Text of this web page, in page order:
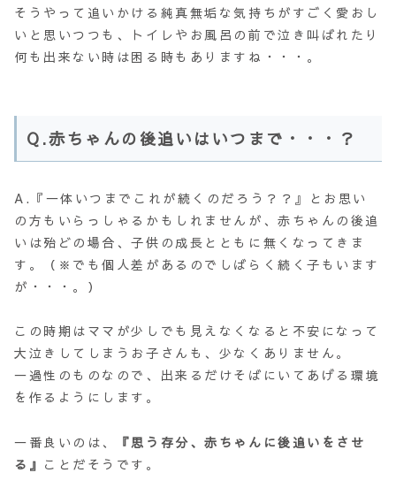
そうやって追いかける純真無垢な気持ちがすごく愛おし
いと思いつつも、トイレやお風呂の前で泣き叫ばれたり
何も出来ない時は困る時もありますね・・・。
Q.赤ちゃんの後追いはいつまで・・・？
A.『一体いつまでこれが続くのだろう？？』とお思い
の方もいらっしゃるかもしれませんが、赤ちゃんの後追
いは殆どの場合、子供の成長とともに無くなってきま
す。（※でも個人差があるのでしばらく続く子もいます
が・・・。）
この時期はママが少しでも見えなくなると不安になって
大泣きしてしまうお子さんも、少なくありません。
一過性のものなので、出来るだけそばにいてあげる環境
を作るようにします。
一番良いのは、
『思う存分、赤ちゃんに後追いをさせ
る』 ことだそうです。